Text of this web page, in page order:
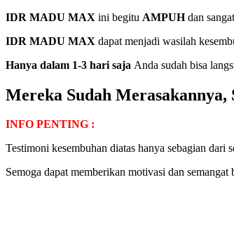
IDR MADU MAX ini begitu AMPUHdan sangat
IDR MADU MAX dapat menjadi wasilah
Hanya dalam 1-3 hari saja Anda sudah bisa
Mereka Sudah
INFO PENTING :
Testimoni kesembuhan diatas hanya sebagian
Semoga dapat memberikan motivasi dan